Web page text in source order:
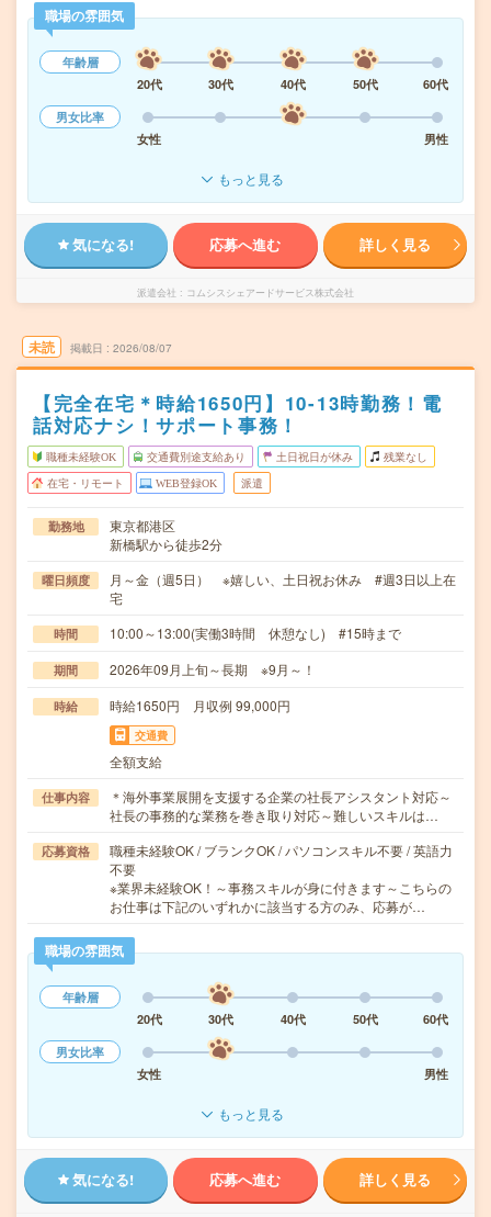
職場の雰囲気
年齢層
20代
30代 40代 50代
60代
男女比率
女性
男性
もっと見る
気になる! 応募へ進む 詳しく見る
派遣会社 コムシスシェアードサービス株式会社
未読 掲載日 2026/08/07
【完全在宅＊時給1650円】10-13時勤務！電
話対応ナシ！サポート事務！
職種未経験OK 交通費別途支給あり 土日祝日が休み 残業なし
在宅・リモート WEB登録OK 派遣
勤務地
東京都港区
新橋駅から徒歩2分
曜日頻度
月～金（週5日） ※嬉しい、土日祝お休み #週3日以上在
宅
時間 10:00～13:00(実働3時間 休憩なし) #15時まで
期間 2026年09月上旬～長期 ※9月～！
時給 時給1650円 月収例 99,000円
交通費
全額支給
仕事内容
＊海外事業展開を支援する企業の社長アシスタント対応～
社長の事務的な業務を巻き取り対応～難しいスキルは…
応募資格
職種未経験OK / ブランクOK / パソコンスキル不要 / 英語力
不要
※業界未経験OK！～事務スキルが身に付きます～こちらの
お仕事は下記のいずれかに該当する方のみ、応募が…
職場の雰囲気
年齢層
20代
30代 40代 50代
60代
男女比率
女性
男性
もっと見る
気になる! 応募へ進む 詳しく見る